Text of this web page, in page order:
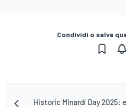
Condividi o salva
Historic Minardi Day 2025: